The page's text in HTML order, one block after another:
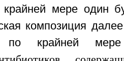
мере один
композиция
крайней мере